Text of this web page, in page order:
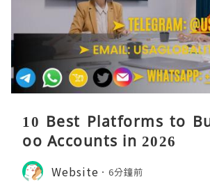
10 Best Platforms to
oo Accounts in 2026
Website 6分鐘前